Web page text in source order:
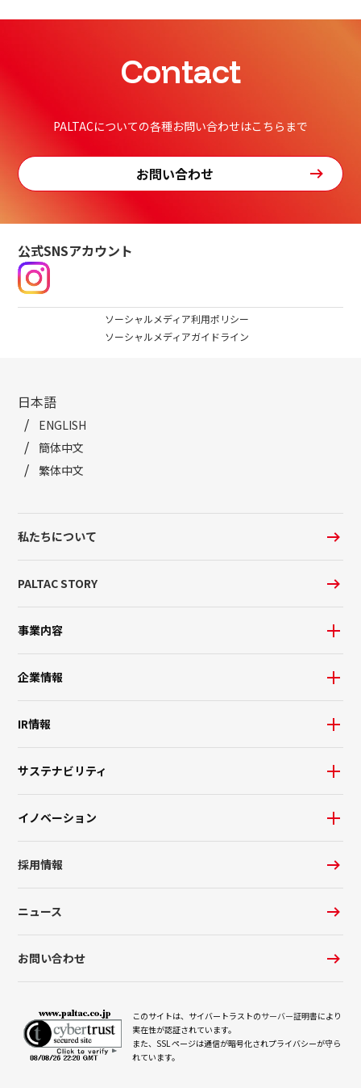
Contact
PALTACについての各種お問い合わせはこちらまで
お問い合わせ
公式SNSアカウント
ソーシャルメディア利用ポリシー
ソーシャルメディアガイドライン
日本語
ENGLISH
簡体中文
繁体中文
私たちについて
PALTAC STORY
事業内容
企業情報
IR情報
サステナビリティ
イノベーション
採用情報
ニュース
お問い合わせ
このサイトは、サイバートラストのサーバー証明書により
実在性が認証されています。
また、SSL ページは通信が暗号化されプライバシーが守ら
れています。